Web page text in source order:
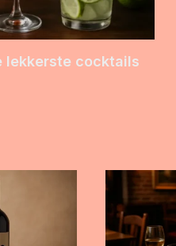
lekkerste cocktails